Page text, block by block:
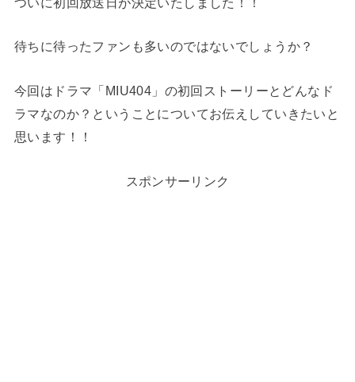
待ちに待ったファンも多いのではないでしょうか？
今回はドラマ「MIU404」の初回ストーリーとどんなド
ラマなのか？ということについてお伝えしていきたいと
思います！！
スポンサーリンク